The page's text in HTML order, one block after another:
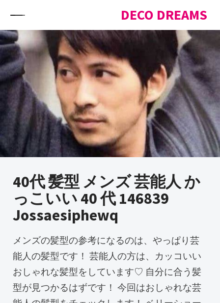
DECO DREAMS
40代 髪型 メンズ 芸能人 か
っこいい 40 代 146839
Jossaesiphewq
メンズの髪型の参考になるのは、やっぱり芸
能人の髪型です！ 芸能人の方は、カッコいい
おしゃれな髪型をしています♡ 自分に合う髪
型が見つかるはずです！ 今回はおしゃれな芸